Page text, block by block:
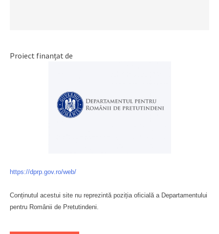
Proiect finanțat de
https://dprp.gov.ro/web/
Conținutul acestui site nu reprezintă poziția oficială a Departamentului
pentru Românii de Pretutindeni.